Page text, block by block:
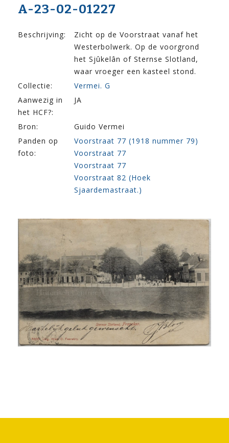
A-23-02-01227
Beschrijving:
Zicht op de Voorstraat vanaf het
Westerbolwerk. Op de voorgrond
het Sjûkelân of Sternse Slotland,
waar vroeger een kasteel stond.
Collectie:
Vermei. G
Aanwezig in
het HCF?:
JA
Bron:
Guido Vermei
Panden op
foto:
Voorstraat 77 (1918 nummer 79)
Voorstraat 77
Voorstraat 77
Voorstraat 82 (Hoek
Sjaardemastraat.)